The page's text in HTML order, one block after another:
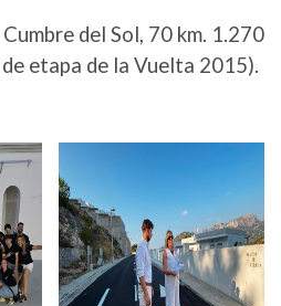
del Sol, 70 km. 1.270
etapa de la Vuelta 2015).